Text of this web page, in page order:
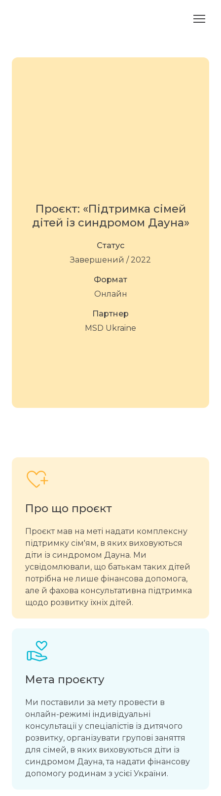
Проєкт: «Підтримка сімей
дітей із синдромом Дауна»
Статус
Завершений / 2022
Формат
Онлайн
Партнер
MSD Ukraine
Про що проєкт
Проєкт мав на меті надати комплексну
підтримку сім'ям, в яких виховуються
діти із синдромом Дауна. Ми
усвідомлювали, що батькам таких дітей
потрібна не лише фінансова допомога,
але й фахова консультативна підтримка
щодо розвитку їхніх дітей.
Мета проєкту
Ми поставили за мету провести в
онлайн-режимі індивідуальні
консультації у спеціалістів із дитячого
розвитку, організувати групові заняття
для сімей, в яких виховуються діти із
синдромом Дауна, та надати фінансову
допомогу родинам з усієї України.